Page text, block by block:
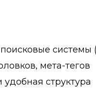
мета-тегов
структура